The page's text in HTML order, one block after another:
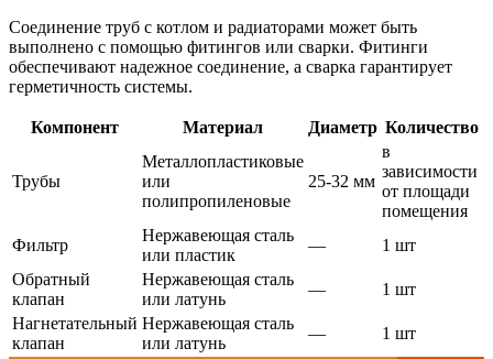
Соединение труб с котлом и радиаторами может быть
выполнено с помощью фитингов или сварки. Фитинги
обеспечивают надежное соединение, а сварка гарантирует
герметичность системы.
Компонент Материал Диаметр Количество
Трубы
Металлопластиковые
или
полипропиленовые
25-32 мм
в
зависимости
от площади
помещения
Фильтр
Нержавеющая сталь
или пластик
—
1 шт
Обратный
клапан
Нержавеющая сталь
или латунь
—
1 шт
Нагнетательный
клапан
Нержавеющая сталь
или латунь
— 1 шт